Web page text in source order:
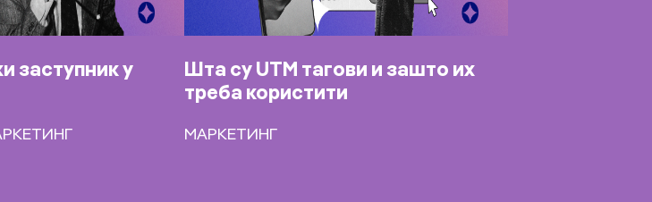
заступник у
Шта су UTM тагови и зашто их
треба користити
МАРКЕТИНГ